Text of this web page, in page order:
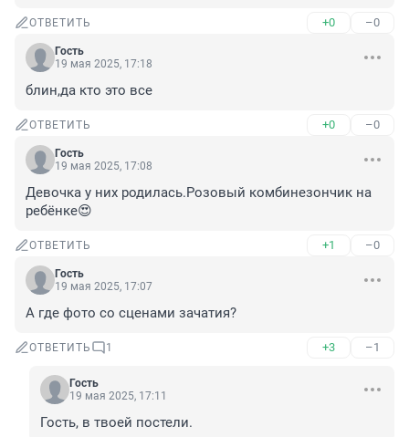
ОТВЕТИТЬ +0 –0
Гость
19 мая 2025, 17:18
блин,да кто это все
ОТВЕТИТЬ +0 –0
Гость
19 мая 2025, 17:08
Девочка у них родилась.Розовый комбинезончик на
ребёнке😍
ОТВЕТИТЬ +1 –0
Гость
19 мая 2025, 17:07
А где фото со сценами зачатия?
ОТВЕТИТЬ 1 +3 –1
Гость
19 мая 2025, 17:11
Гость, в твоей постели.